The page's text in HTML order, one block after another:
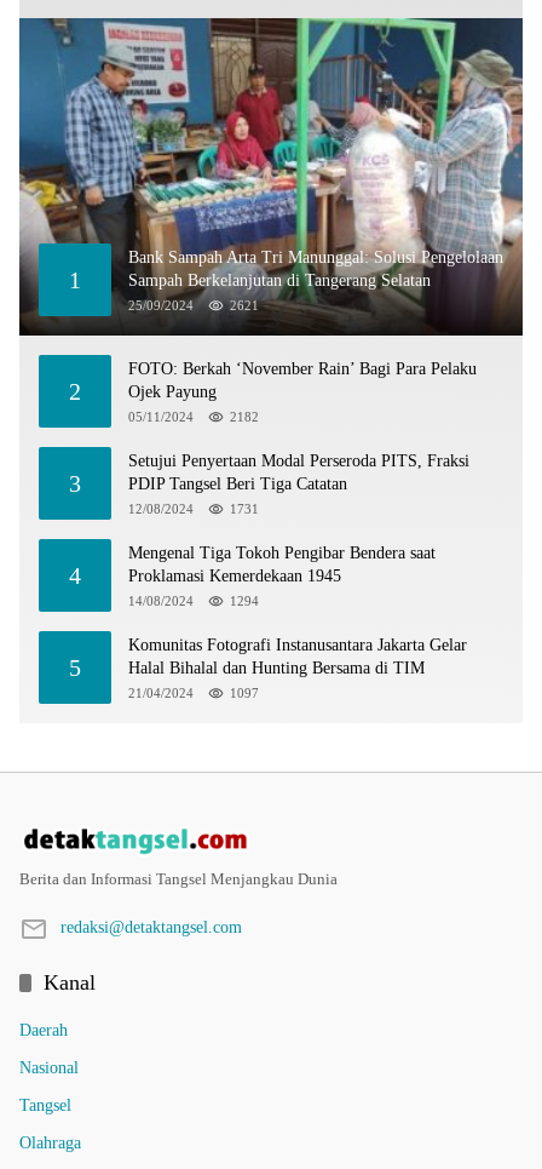
1
Bank Sampah Arta Tri Manunggal: Solusi Pengelolaan
Sampah Berkelanjutan di Tangerang Selatan
25/09/2024 2621
2
FOTO: Berkah ‘November Rain’ Bagi Para Pelaku
Ojek Payung
05/11/2024 2182
3
Setujui Penyertaan Modal Perseroda PITS, Fraksi
PDIP Tangsel Beri Tiga Catatan
12/08/2024 1731
4
Mengenal Tiga Tokoh Pengibar Bendera saat
Proklamasi Kemerdekaan 1945
14/08/2024 1294
5
Komunitas Fotografi Instanusantara Jakarta Gelar
Halal Bihalal dan Hunting Bersama di TIM
21/04/2024 1097
Berita dan Informasi Tangsel Menjangkau Dunia
redaksi@detaktangsel.com
Kanal
Daerah
Nasional
Tangsel
Olahraga